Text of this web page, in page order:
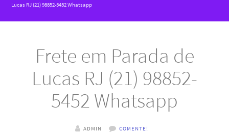
Lucas RJ (21) 98852-5452 Whatsapp
Frete em Parada de
Lucas RJ (21) 98852-
5452 Whatsapp
ADMIN
COMENTE!